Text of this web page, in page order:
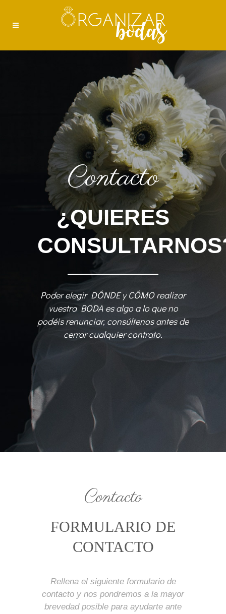
Contacto
¿QUIERES
Poder elegir DÓNDE y CÓMO realizar
vuestra BODA es algo a lo que no
podéis renunciar, consúltenos antes de
cerrar cualquier contrato.
Contacto
FORMULARIO DE
CONTACTO
Rellena el siguiente formulario de
contacto y nos pondremos a la mayor
brevedad posible para ayudarte ante